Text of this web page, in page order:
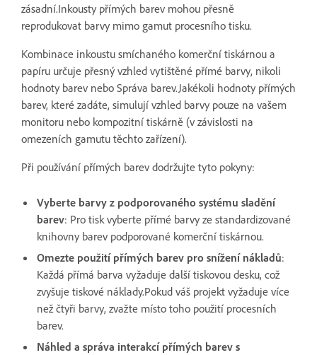
zásadní.Inkousty přímých barev mohou přesně
reprodukovat barvy mimo gamut procesního tisku.
Kombinace inkoustu smíchaného komerční tiskárnou a
papíru určuje přesný vzhled vytištěné přímé barvy, nikoli
hodnoty barev nebo Správa barev.Jakékoli hodnoty přímých
barev, které zadáte, simulují vzhled barvy pouze na vašem
monitoru nebo kompozitní tiskárně (v závislosti na
omezeních gamutu těchto zařízení).
Při používání přímých barev dodržujte tyto pokyny:
Vyberte barvy z podporovaného systému sladění
barev: Pro tisk vyberte přímé barvy ze standardizované
knihovny barev podporované komerční tiskárnou.
Omezte použití přímých barev pro snížení nákladů:
Každá přímá barva vyžaduje další tiskovou desku, což
zvyšuje tiskové náklady.Pokud váš projekt vyžaduje více
než čtyři barvy, zvažte místo toho použití procesních
barev.
Náhled a správa interakcí přímých barev s